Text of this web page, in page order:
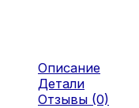
Описание
Детали
Отзывы (0)